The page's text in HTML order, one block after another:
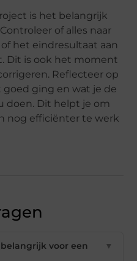
is het belangrijk
of alles naar
het eindresultaat aan
Dit is ook het moment
Reflecteer op
ging en wat je de
doen. Dit helpt je om
nog efficiënter te werk
voor een
▼